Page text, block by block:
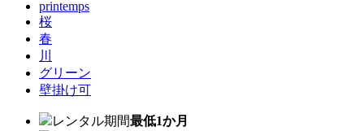
printemps
桜
春
川
グリーン
壁掛け可
レンタル期間最低1か月